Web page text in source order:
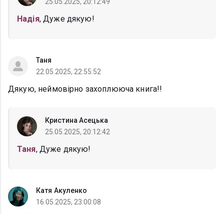
Надія, Дуже дякую!
Таня
22.05.2025, 22:55:52
Дякую, неймовірно захоплююча книга!!
Кристина Асецька
25.05.2025, 20:12:42
Таня, Дуже дякую!
Катя Акуленко
16.05.2025, 23:00:08